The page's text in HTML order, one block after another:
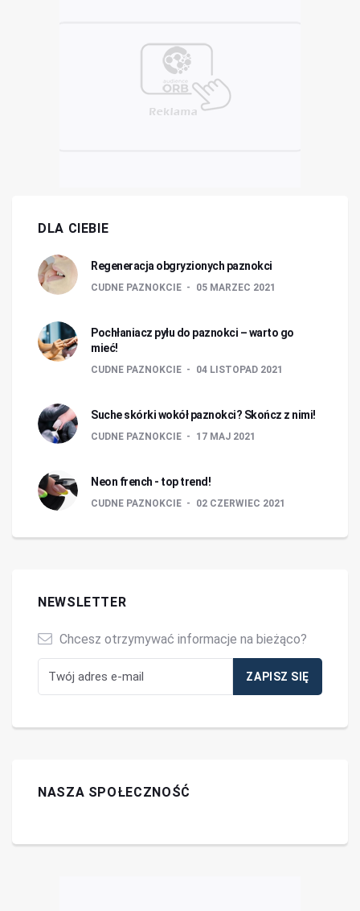
DLA CIEBIE
Regeneracja obgryzionych paznokci
CUDNE PAZNOKCIE 05 MARZEC 2021
Pochłaniacz pyłu do paznokci – warto go
mieć!
CUDNE PAZNOKCIE 04 LISTOPAD 2021
Suche skórki wokół paznokci? Skończ z nimi!
CUDNE PAZNOKCIE 17 MAJ 2021
Neon french - top trend!
CUDNE PAZNOKCIE 02 CZERWIEC 2021
NEWSLETTER
Chcesz otrzymywać informacje na bieżąco?
NASZA SPOŁECZNOŚĆ